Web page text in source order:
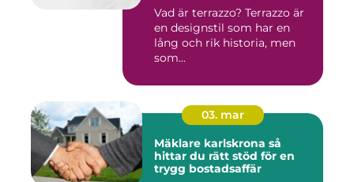
Vad är terrazzo? Terrazzo är
en designstil som har en
lång och rik historia, men
som...
03. mar
Mäklare karlskrona så
hittar du rätt stöd för en
trygg bostadsaffär